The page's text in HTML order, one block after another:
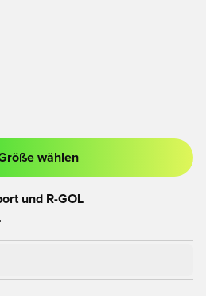
zum Anmelden oder Registrieren
wählen
und R-GOL